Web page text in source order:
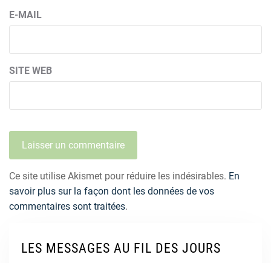
E-MAIL
SITE WEB
Ce site utilise Akismet pour réduire les indésirables. En
savoir plus sur la façon dont les données de vos
commentaires sont traitées.
LES MESSAGES AU FIL DES JOURS